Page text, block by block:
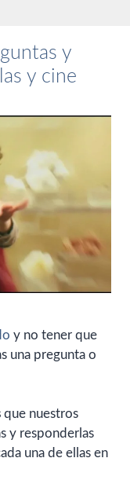
y
y cine
y no tener que
una pregunta o
que nuestros
y responderlas
una de ellas en